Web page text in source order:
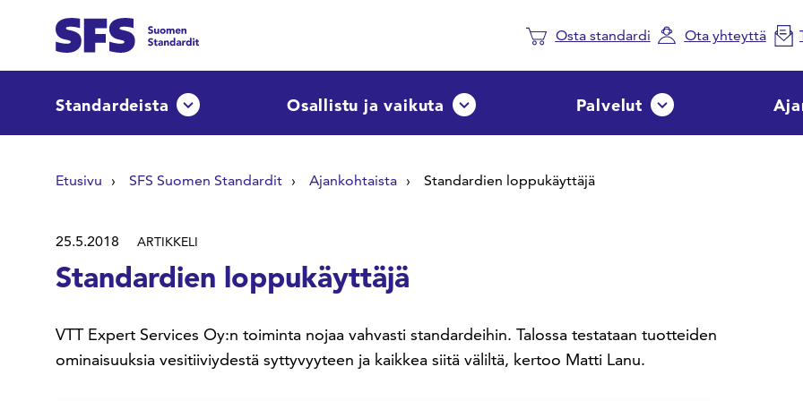
Osta standardi Ota yhteyttä
Standardeista Avaa tai sulje pudotusvalikkoOsallistu ja vaikuta Avaa tai sulje pudotusvalikko
Palvelut Avaa tai sulje
Etusivu SFS Suomen Standardit Ajankohtaista Standardien loppukäyttäjä
25.5.2018 ARTIKKELI
Standardien loppukäyttäjä
VTT Expert Services Oy:n toiminta nojaa vahvasti standardeihin. Talossa testataan tuotteiden
ominaisuuksia vesitiiviydestä syttyvyyteen ja kaikkea siitä väliltä, kertoo Matti Lanu.